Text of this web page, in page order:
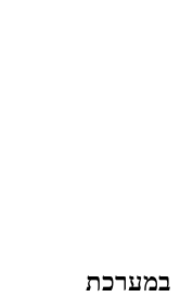
במערכת